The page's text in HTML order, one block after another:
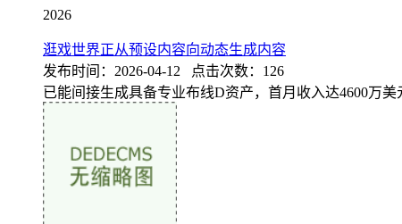
2026
逛戏世界正从预设内容向动态生成内容
发布时间：2026-04-12 点击次数：126
已能间接生成具备专业布线D资产，首月收入达4600万